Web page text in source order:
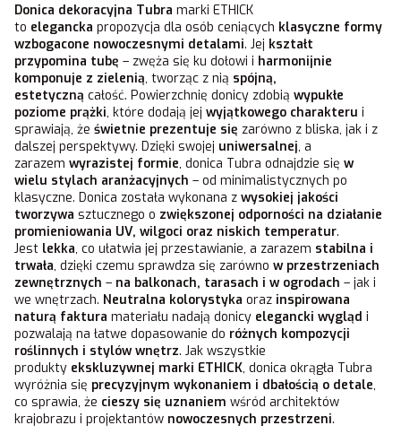
Donica dekoracyjna Tubra marki ETHICK
to elegancka propozycja dla osób ceniących klasyczne formy
wzbogacone nowoczesnymi detalami. Jej kształt
przypomina tubę – zwęża się ku dołowi i harmonijnie
komponuje z zielenią, tworząc z nią spójną,
estetyczną całość. Powierzchnię donicy zdobią wypukłe
poziome prążki, które dodają jej wyjątkowego charakteru i
sprawiają, że świetnie prezentuje się zarówno z bliska, jak i z
dalszej perspektywy. Dzięki swojej uniwersalnej, a
zarazem wyrazistej formie, donica Tubra odnajdzie się w
wielu stylach aranżacyjnych – od minimalistycznych po
klasyczne. Donica została wykonana z wysokiej jakości
tworzywa sztucznego o zwiększonej odporności na działanie
promieniowania UV, wilgoci oraz niskich temperatur.
Jest lekka, co ułatwia jej przestawianie, a zarazem stabilna i
trwała, dzięki czemu sprawdza się zarówno w przestrzeniach
zewnętrznych – na balkonach, tarasach i w ogrodach – jak i
we wnętrzach. Neutralna kolorystyka oraz inspirowana
naturą faktura materiału nadają donicy elegancki wygląd i
pozwalają na łatwe dopasowanie do różnych kompozycji
roślinnych i stylów wnętrz. Jak wszystkie
produkty ekskluzywnej marki ETHICK, donica okrągła Tubra
wyróżnia się precyzyjnym wykonaniem i dbałością o detale,
co sprawia, że cieszy się uznaniem wśród architektów
krajobrazu i projektantów nowoczesnych przestrzeni.